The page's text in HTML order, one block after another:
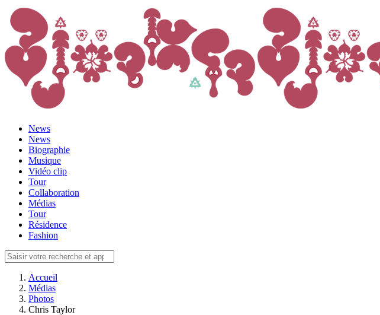
News
News
Biographie
Musique
Vidéo clip
Tour
Collaboration
Médias
Tour
Résidence
Fashion
Accueil
Médias
Photos
Chris Taylor